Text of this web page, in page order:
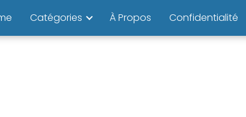
Catégories À Propos Confidentialité